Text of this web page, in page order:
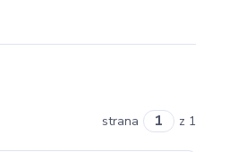
strana z 1